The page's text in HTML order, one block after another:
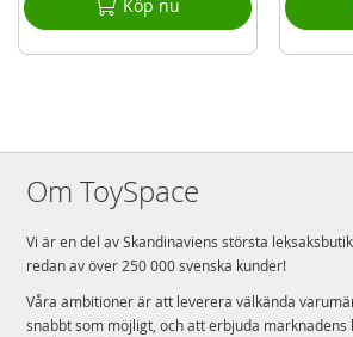
Köp nu
Om ToySpace
Vi är en del av Skandinaviens största
redan av över 250 000 svenska kunder!
Våra ambitioner är att leverera välkända
snabbt som möjligt, och att erbjuda marknadens